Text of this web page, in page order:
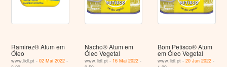
Ramirez® Atum em
Óleo
www.lidl.pt -02 Mai 2022 -
Nacho® Atum em
Óleo Vegetal
www.lidl.pt - 16 Mai 2022-
Bom Petisco® Atum
em Óleo Vegetal
www.lidl.pt -20 Jun 2022 -